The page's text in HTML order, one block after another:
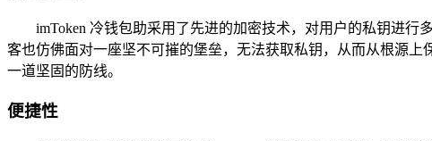
imToken 冷钱包助采用了先进的加密技术，对用户的私钥进
客也仿佛面对一座坚不可摧的堡垒，无法获取私钥，从而从根源上
一道坚固的防线。
便捷性